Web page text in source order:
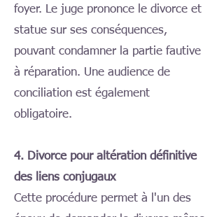
foyer. Le juge prononce le divorce et
statue sur ses conséquences,
pouvant condamner la partie fautive
à réparation. Une audience de
conciliation est également
obligatoire.
4. Divorce pour altération définitive
des liens conjugaux
Cette procédure permet à l'un des